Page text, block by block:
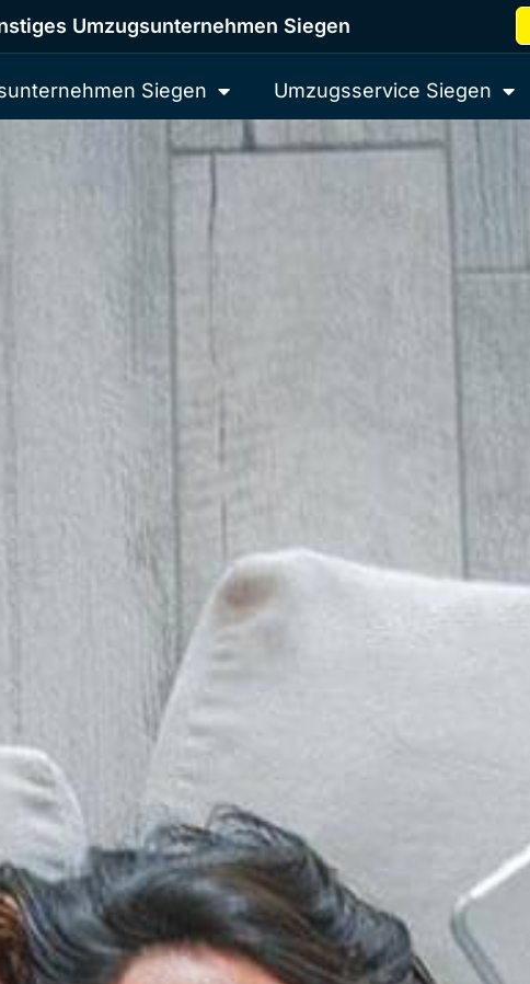
Umzugsunternehmen Siegen
Siegen Umzugsservice Siegen